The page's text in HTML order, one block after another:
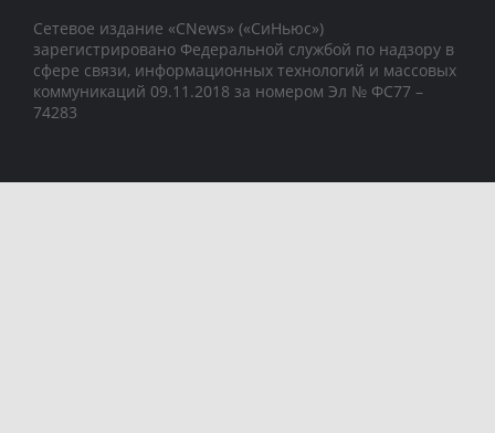
Сетевое издание «CNews» («СиНьюс»)
зарегистрировано Федеральной службой по надзору в
сфере связи, информационных технологий и массовых
коммуникаций 09.11.2018 за номером Эл № ФС77 –
74283